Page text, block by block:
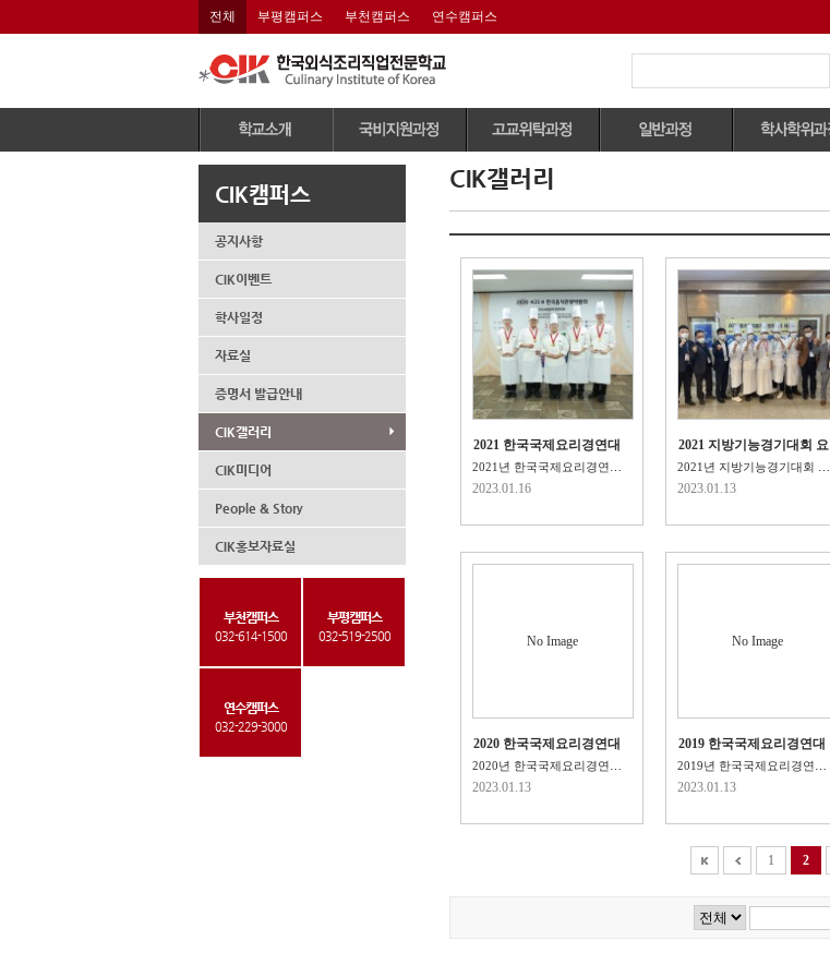
전체 부평캠퍼스 부천캠퍼스 연수캠퍼스
연혁 및 수상내역
CIK 비전
CIK 교육특징
산학협력MOU
학교시설
학교강사안내
인재채용
제과제빵과정
전체과정보기
기능사)
제과제빵기능사
파티쉐과
제과제빵기능사
바리스타과
정규과정
영셰프/영파티셰 과
정
취미&원데이클래스
작품연구과정
대회지도과정
식공간연출전공
CIK갤러리
2021 한국국제요리경연대
회 장관상 수상!
2023.01.16
2021 지방기능경기대회 요
리,제과 메달 석권!
2023.01.13
No Image
2020 한국국제요리경연대
회 장관상 수상!
2023.01.13
No Image
2019 한국국제요리경연대
회 장관상 수상!
2023.01.13
1 2
CIK캠퍼스
공지사항
CIK이벤트
학사일정
자료실
증명서 발급안내
CIK갤러리
CIK미디어
People & Story
CIK홍보자료실
부천캠퍼스
032-614-1500
부평캠퍼스
032-519-2500
연수캠퍼스
032-229-3000